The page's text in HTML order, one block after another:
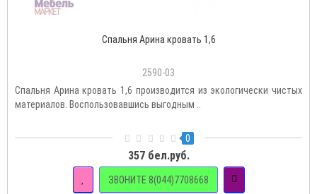
Спальня Арина кровать 1,6
2590-03
Спальня Арина кровать 1,6 производится из экологически чистых
материалов. Воспользовавшись выгодным ..
0
357 бел.руб.
ЗВОНИТЕ 8(044)7708668